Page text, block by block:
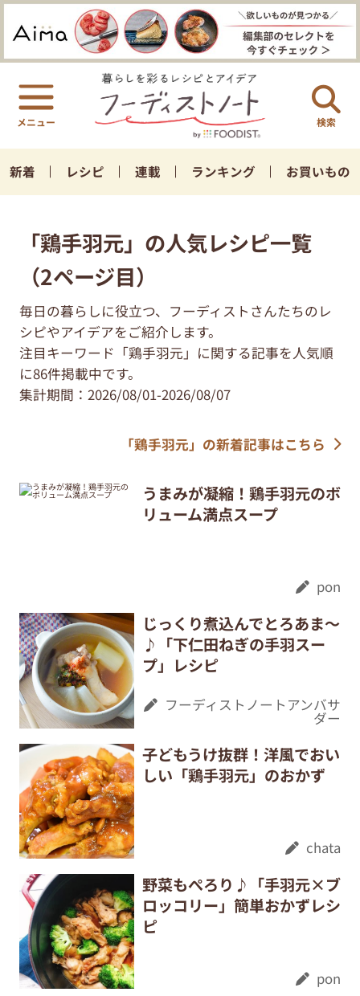
検索
新着 レシピ 連載 ランキング お買いもの
「鶏手羽元」の人気レシピ一覧
（2ページ目）
毎日の暮らしに役立つ、フーディストさんたちのレ
シピやアイデアをご紹介します。
注目キーワード「鶏手羽元」に関する記事を人気順
に86件掲載中です。
集計期間：2026/08/01-2026/08/07
「鶏手羽元」の新着記事はこちら
うまみが凝縮！鶏手羽元のボ
リューム満点スープ
pon
じっくり煮込んでとろあま～
♪「下仁田ねぎの手羽スー
プ」レシピ
フーディストノートアンバサ
ダー
子どもうけ抜群！洋風でおい
しい「鶏手羽元」のおかず
chata
野菜もぺろり♪「手羽元×ブ
ロッコリー」簡単おかずレシ
ピ
pon